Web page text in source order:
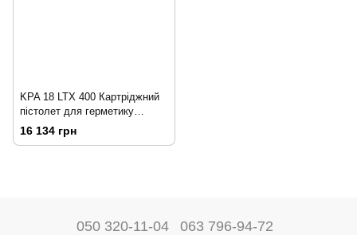
KPA 18 LTX 400 Картріджний
пістолет для герметику
(каркас)
16 134 грн
050 320-11-04 063 796-94-72